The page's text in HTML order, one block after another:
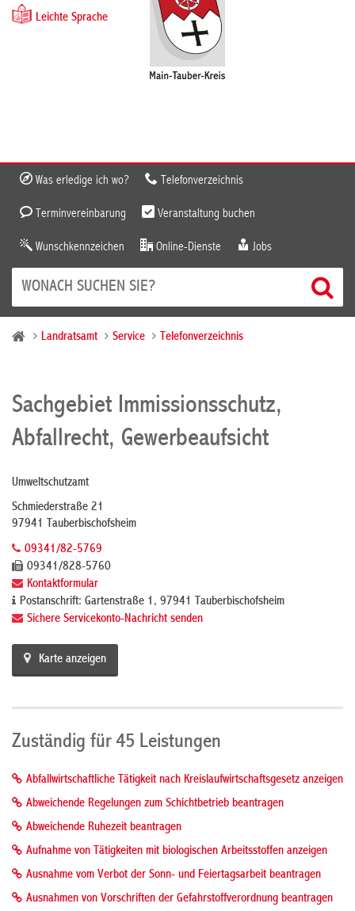
Leichte Sprache
Was erledige ich wo? Telefonverzeichnis
Terminvereinbarung Veranstaltung buchen
Wunschkennzeichen Online-Dienste Jobs
Landratsamt Service Telefonverzeichnis
Sachgebiet Immissionsschutz,
Abfallrecht, Gewerbeaufsicht
Umweltschutzamt
Schmiederstraße 21
97941 Tauberbischofsheim
09341/82-5769
09341/828-5760
Kontaktformular
Postanschrift: Gartenstraße 1, 97941 Tauberbischofsheim
Sichere Servicekonto-Nachricht senden
Karte anzeigen
Zuständig für 45 Leistungen
Abfallwirtschaftliche Tätigkeit nach Kreislaufwirtschaftsgesetz anzeigen
Abweichende Regelungen zum Schichtbetrieb beantragen
Abweichende Ruhezeit beantragen
Aufnahme von Tätigkeiten mit biologischen Arbeitsstoffen anzeigen
Ausnahme vom Verbot der Sonn- und Feiertagsarbeit beantragen
Ausnahmen von Vorschriften der Gefahrstoffverordnung beantragen